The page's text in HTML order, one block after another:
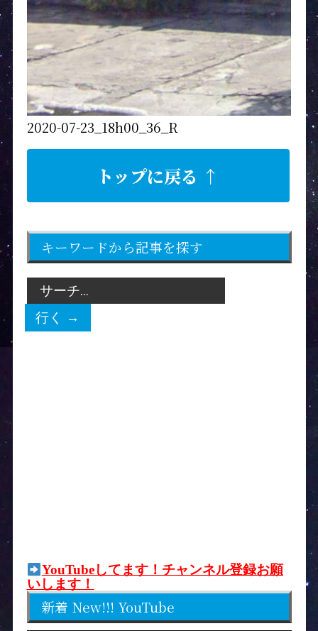
2020-07-23_18h00_36_R
トップに戻る ↑
キーワードから記事を探す
YouTubeしてます！チャンネル登録お願
いします！
新着 New!!! YouTube